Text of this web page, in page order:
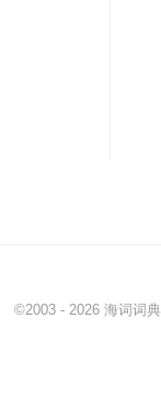
©2003 - 2026 海词词典